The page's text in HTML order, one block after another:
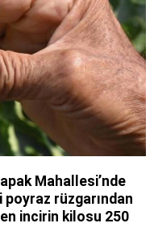
Mahallesi’nde
rüzgarından
incirin kilosu 250